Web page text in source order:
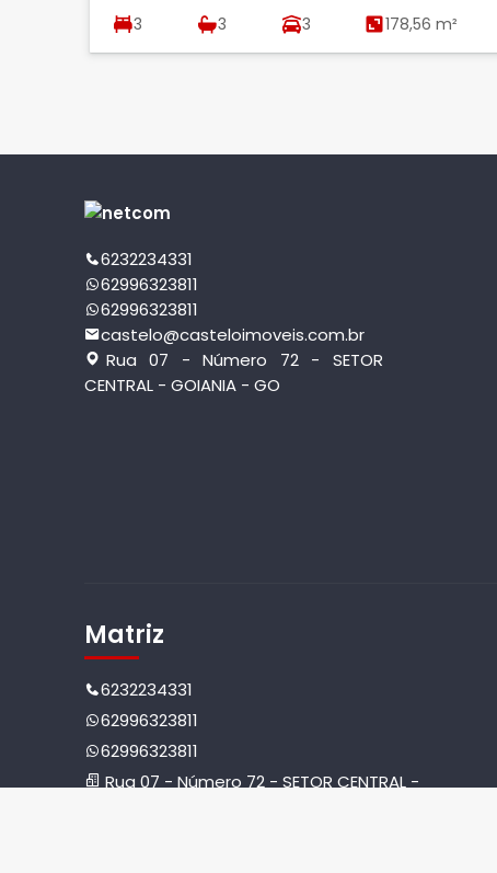
3 3 3 178,56 m²
6232234331
62996323811
62996323811
castelo@casteloimoveis.com.br
Rua 07 - Número 72 - SETOR
CENTRAL - GOIANIA - GO
Matriz
6232234331
62996323811
62996323811
Rua 07 - Número 72 - SETOR CENTRAL -